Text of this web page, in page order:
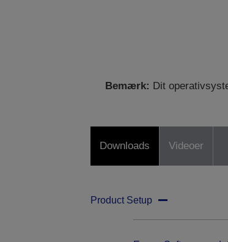
Bemærk: Dit
Downloads Videoer
Product Setup